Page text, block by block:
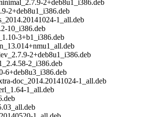
2+deb8u1_i386.deb
2+deb8u1_i386.deb
1_all.deb
10_i386.deb
3+b1_i386.deb
2+deb8u1_i386.deb
2_i386.deb
6+deb8u3_i386.deb
doc_2014.20141024-1_all.deb
1_all.deb